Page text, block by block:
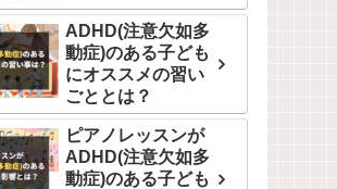
ADHD(注意欠如多
動症)のある子ども
にオススメの習い
ごととは？
ピアノレッスンが
ADHD(注意欠如多
動症)のある子ども